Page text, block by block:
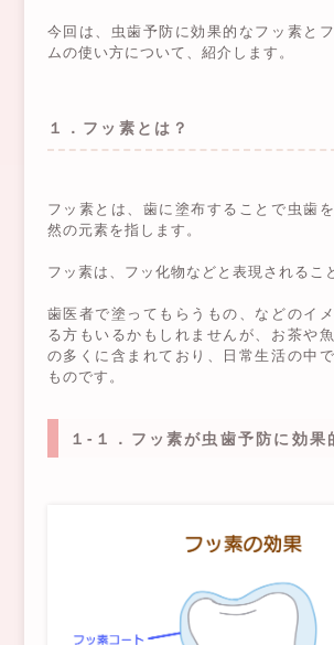
今回は、虫歯予防に効果的なフッ素と
ムの使い方について、紹介します。
１．フッ素とは？
フッ素とは、歯に塗布することで虫歯
然の元素を指します。
フッ素は、フッ化物などと表現されるこ
歯医者で塗ってもらうもの、などのイ
る方もいるかもしれませんが、お茶や
の多くに含まれており、日常生活の中
ものです。
１-１．フッ素が虫歯予防に効果